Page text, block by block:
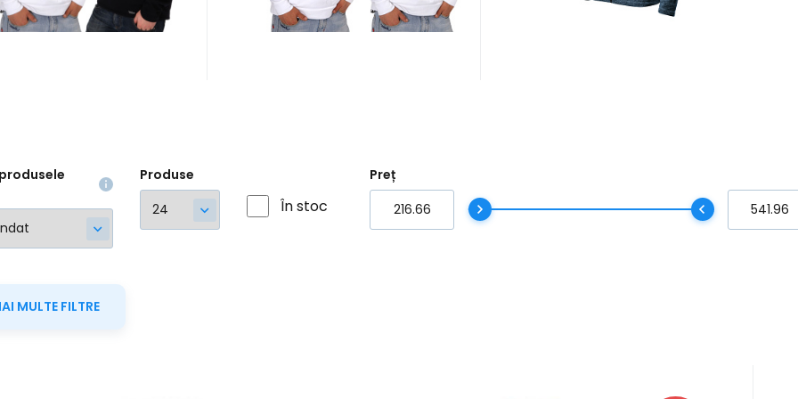
la murdărie #
murdărie #
Produse
În stoc
Preț
MULTE FILTRE